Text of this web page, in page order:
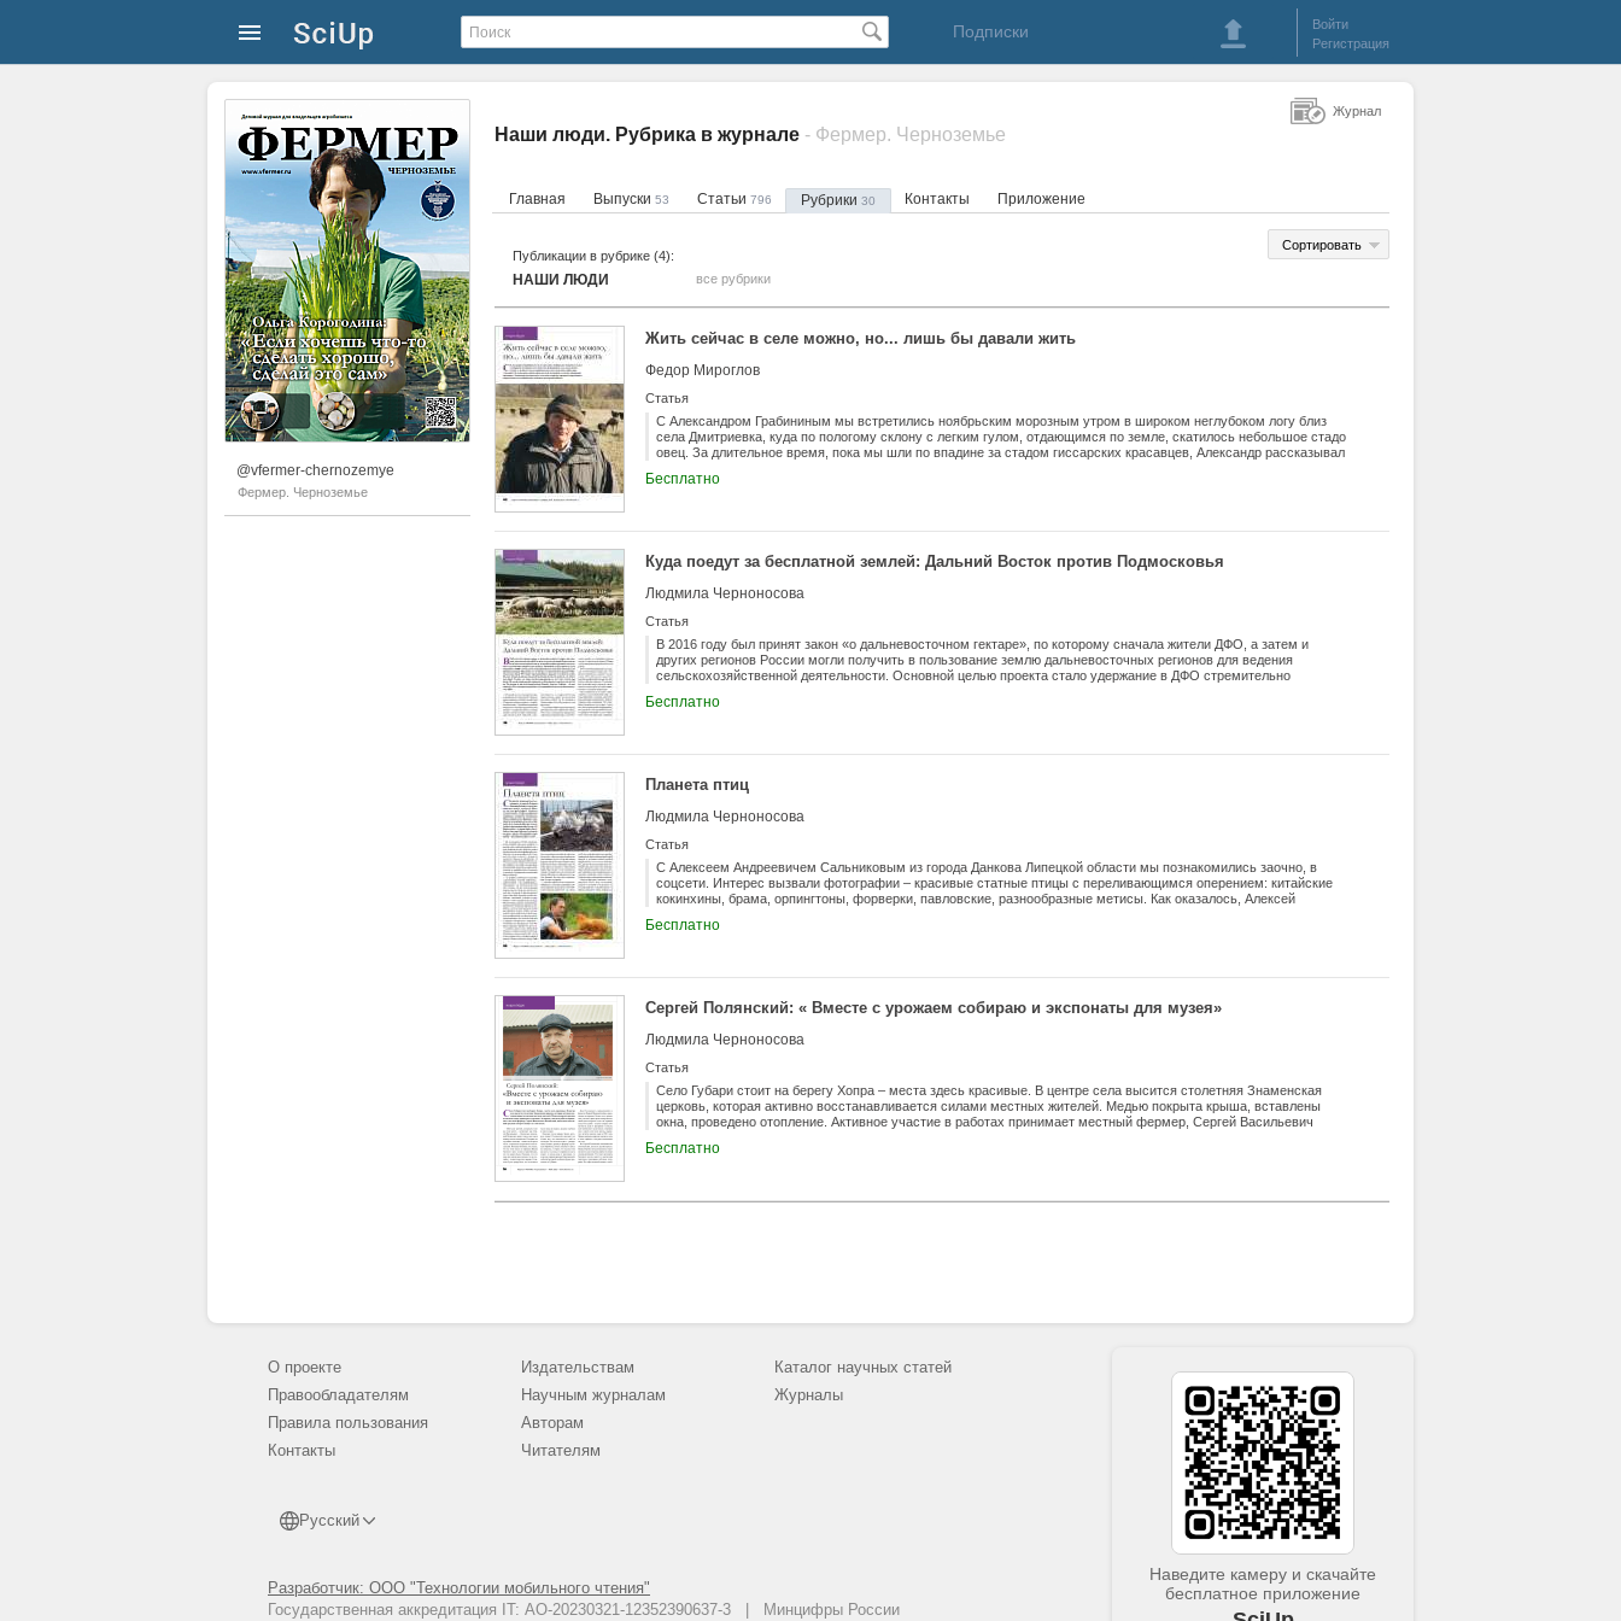
Подписки
Войти
Регистрация
@vfermer-chernozemye
Фермер. Черноземье
Наши люди. Рубрика в журнале - Фермер. Черноземье
Главная Выпуски 53 Статьи 796 Рубрики 30 Контакты Приложение
Сортировать
Публикации в рубрике (4):
НАШИ ЛЮДИ все рубрики
Жить сейчас в селе можно, но... лишь бы давали жить
Федор Мироглов
Статья
С Александром Грабининым мы встретились ноябрьским морозным утром в широком неглубоком логу близ
села Дмитриевка, куда по пологому склону с легким гулом, отдающимся по земле, скатилось небольшое стадо
овец. За длительное время, пока мы шли по впадине за стадом гиссарских красавцев, Александр рассказывал
Бесплатно
Куда поедут за бесплатной землей: Дальний Восток против Подмосковья
Людмила Черноносова
Статья
В 2016 году был принят закон «о дальневосточном гектаре», по которому сначала жители ДФО, а затем и
других регионов России могли получить в пользование землю дальневосточных регионов для ведения
сельскохозяйственной деятельности. Основной целью проекта стало удержание в ДФО стремительно
Дальнего Востока уехало более 100 тысяч трудоспособных граждан и членов их семей. Но, как показало
метров и жители Центральной России, Урала и Сибири – только каждый 15-й участник программы,
Бесплатно
Планета птиц
Людмила Черноносова
Статья
С Алексеем Андреевичем Сальниковым из города Данкова Липецкой области мы познакомились заочно, в
соцсети. Интерес вызвали фотографии – красивые статные птицы с переливающимся оперением: китайские
кокинхины, брама, орпингтоны, форверки, павловские, разнообразные метисы. Как оказалось, Алексей
фазаны, журавли, цесарки, лебеди, мандаринки, каролинки – настоящая планета птиц.
Бесплатно
Сергей Полянский: « Вместе с урожаем собираю и экспонаты для музея»
Людмила Черноносова
Статья
Село Губари стоит на берегу Хопра – места здесь красивые. В центре села высится столетняя Знаменская
церковь, которая активно восстанавливается силами местных жителей. Медью покрыта крыша, вставлены
окна, проведено отопление. Активное участие в работах принимает местный фермер, Сергей Васильевич
Бесплатно
Журнал
О проекте
Правообладателям
Правила пользования
Контакты
Русский
Разработчик: ООО "Технологии мобильного чтения"
Государственная аккредитация IT: АО-20230321-12352390637-3 | Минцифры России
Издательствам
Научным журналам
Авторам
Читателям
Каталог научных статей
Журналы
Наведите камеру и скачайте
бесплатное приложение